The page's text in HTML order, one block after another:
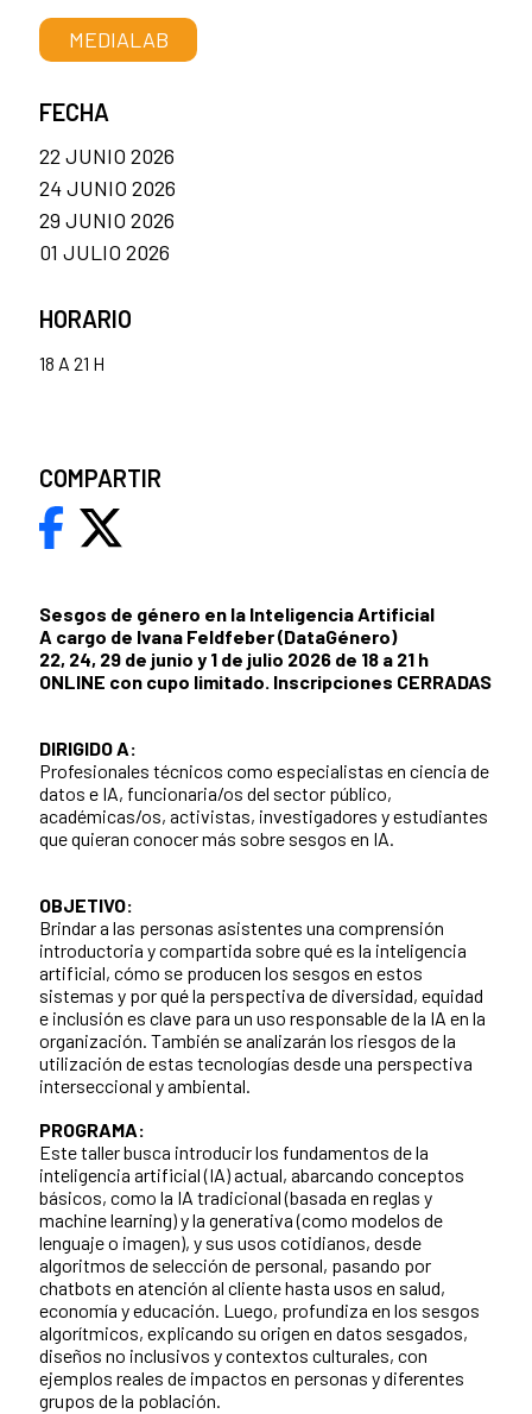
Sesgos de género en la Inteligencia Artificial
A cargo de Ivana Feldfeber (DataGénero)
22, 24, 29 de junio y 1 de julio 2026 de 18 a 21 h
ONLINE con cupo limitado. Inscripciones CERRADAS
DIRIGIDO A:
Profesionales técnicos como especialistas en ciencia de
datos e IA, funcionaria/os del sector público,
académicas/os, activistas, investigadores y estudiantes
que quieran conocer más sobre sesgos en IA.
OBJETIVO:
Brindar a las personas asistentes una comprensión
introductoria y compartida sobre qué es la inteligencia
artificial, cómo se producen los sesgos en estos
sistemas y por qué la perspectiva de diversidad, equidad
e inclusión es clave para un uso responsable de la IA en la
organización. También se analizarán los riesgos de la
utilización de estas tecnologías desde una perspectiva
interseccional y ambiental.
PROGRAMA:
Este taller busca introducir los fundamentos de la
inteligencia artificial (IA) actual, abarcando conceptos
básicos, como la IA tradicional (basada en reglas y
machine learning) y la generativa (como modelos de
lenguaje o imagen), y sus usos cotidianos, desde
algoritmos de selección de personal, pasando por
chatbots en atención al cliente hasta usos en salud,
economía y educación. Luego, profundiza en los sesgos
algorítmicos, explicando su origen en datos sesgados,
diseños no inclusivos y contextos culturales, con
ejemplos reales de impactos en personas y diferentes
grupos de la población.
MEDIALAB
FECHA
22 JUNIO 2026
24 JUNIO 2026
29 JUNIO 2026
01 JULIO 2026
HORARIO
18 A 21 H
COMPARTIR